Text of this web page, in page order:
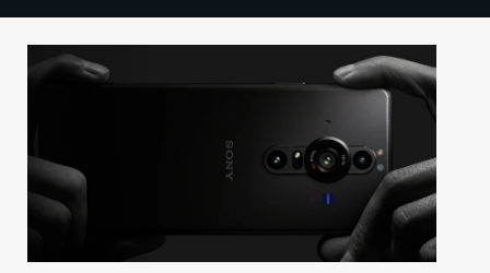
TECHBBS
TIETOA
KAUPPA
VAIHDA TEEMA